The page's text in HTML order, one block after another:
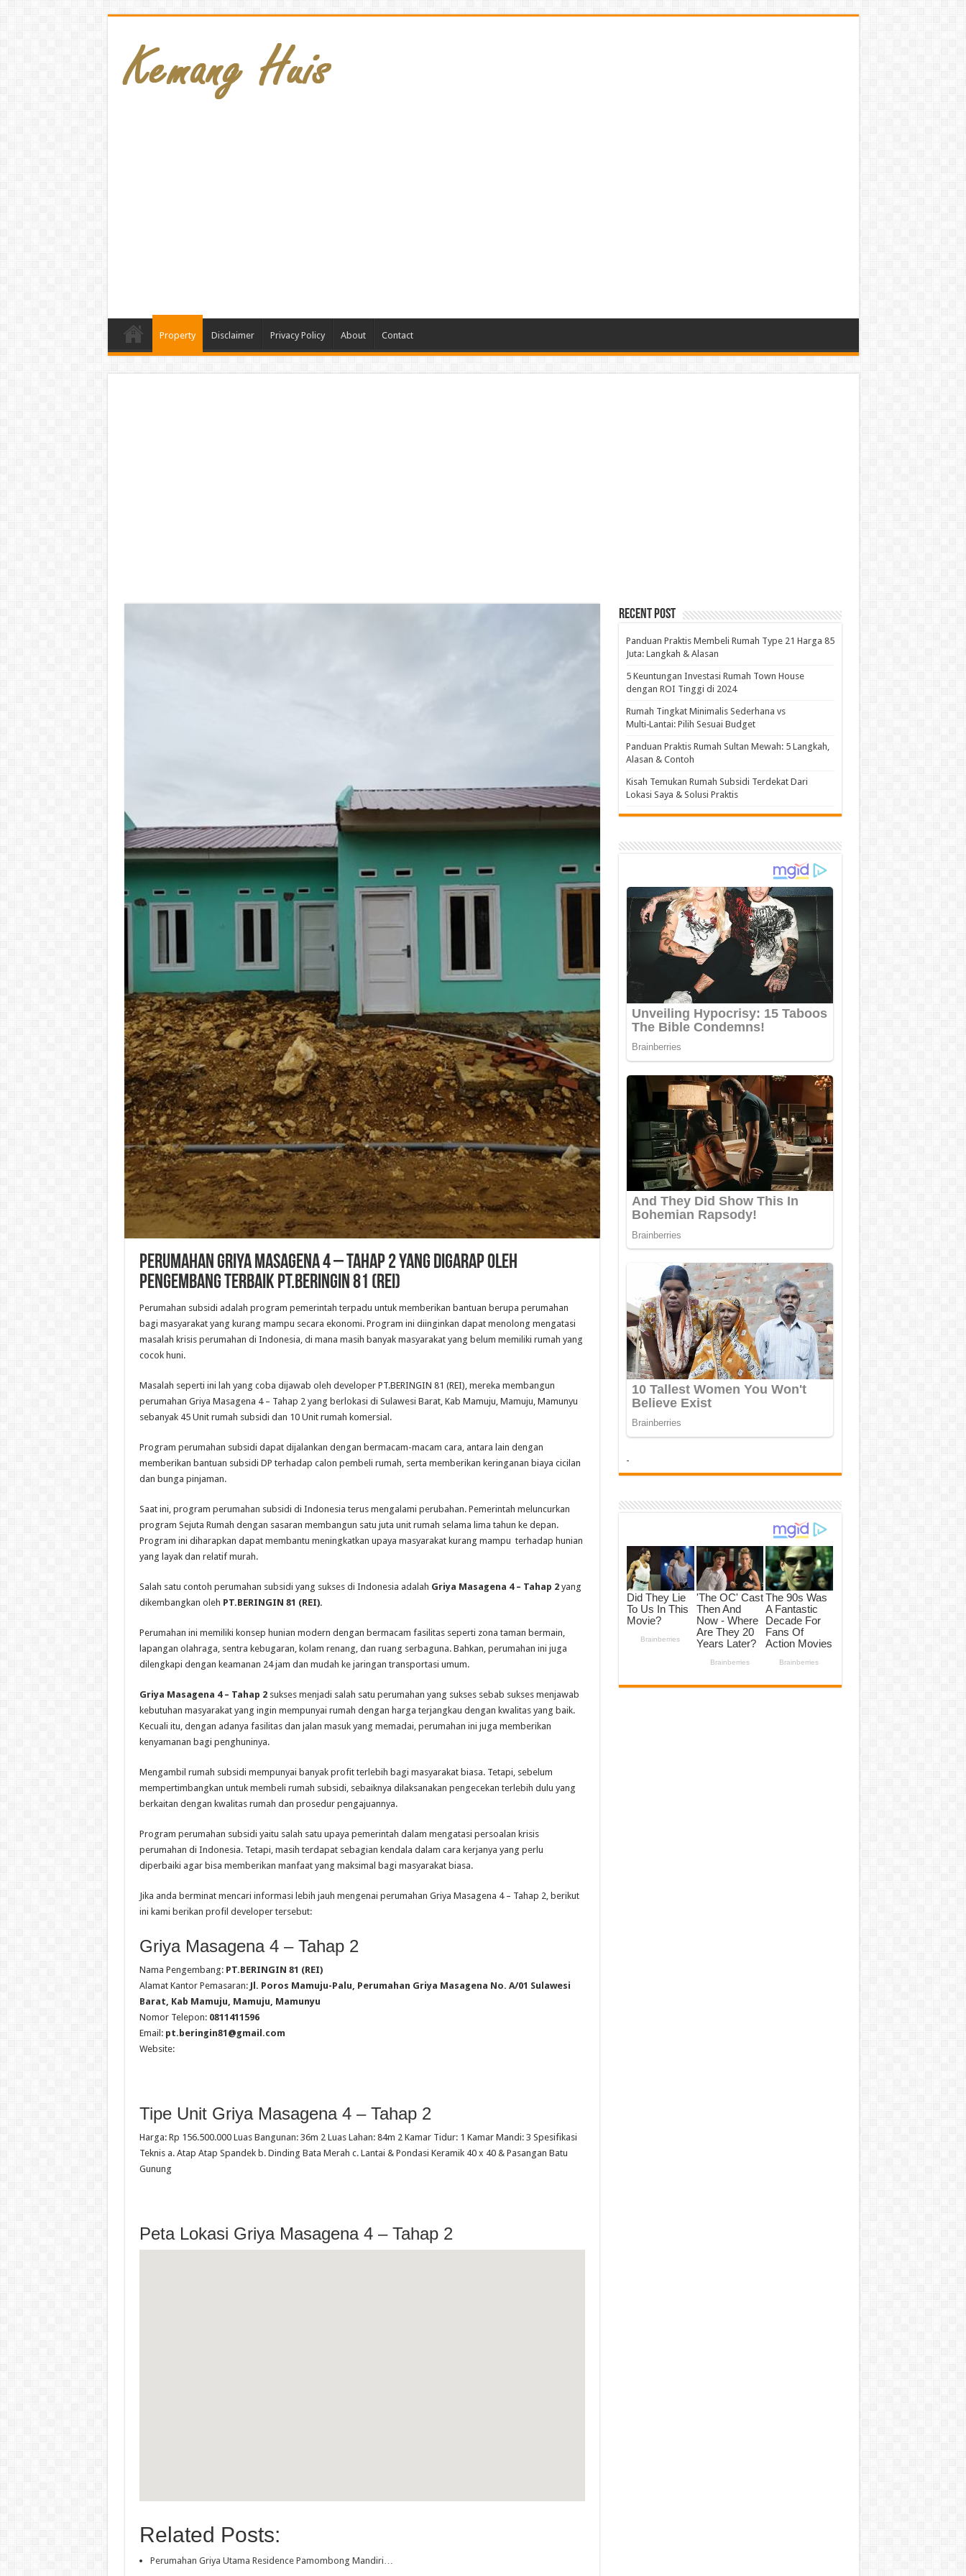
Property Disclaimer Privacy Policy About Contact
Perumahan Griya Masagena 4 – Tahap 2 yang digarap oleh
pengembang terbaik PT.BERINGIN 81 (REI)
Perumahan subsidi adalah program pemerintah terpadu untuk memberikan bantuan berupa perumahan
bagi masyarakat yang kurang mampu secara ekonomi. Program ini diinginkan dapat menolong mengatasi
masalah krisis perumahan di Indonesia, di mana masih banyak masyarakat yang belum memiliki rumah yang
cocok huni.
Masalah seperti ini lah yang coba dijawab oleh developer PT.BERINGIN 81 (REI), mereka membangun
perumahan Griya Masagena 4 – Tahap 2 yang berlokasi di Sulawesi Barat, Kab Mamuju, Mamuju, Mamunyu
sebanyak 45 Unit rumah subsidi dan 10 Unit rumah komersial.
Program perumahan subsidi dapat dijalankan dengan bermacam-macam cara, antara lain dengan
memberikan bantuan subsidi DP terhadap calon pembeli rumah, serta memberikan keringanan biaya cicilan
dan bunga pinjaman.
Saat ini, program perumahan subsidi di Indonesia terus mengalami perubahan. Pemerintah meluncurkan
program Sejuta Rumah dengan sasaran membangun satu juta unit rumah selama lima tahun ke depan.
Program ini diharapkan dapat membantu meningkatkan upaya masyarakat kurang mampu terhadap hunian
yang layak dan relatif murah.
Salah satu contoh perumahan subsidi yang sukses di Indonesia adalah Griya Masagena 4 – Tahap 2yang
dikembangkan oleh PT.BERINGIN 81 (REI).
Perumahan ini memiliki konsep hunian modern dengan bermacam fasilitas seperti zona taman bermain,
lapangan olahraga, sentra kebugaran, kolam renang, dan ruang serbaguna. Bahkan, perumahan ini juga
dilengkapi dengan keamanan 24 jam dan mudah ke jaringan transportasi umum.
Griya Masagena 4 – Tahap 2sukses menjadi salah satu perumahan yang sukses sebab sukses menjawab
kebutuhan masyarakat yang ingin mempunyai rumah dengan harga terjangkau dengan kwalitas yang baik.
Kecuali itu, dengan adanya fasilitas dan jalan masuk yang memadai, perumahan ini juga memberikan
kenyamanan bagi penghuninya.
Mengambil rumah subsidi mempunyai banyak profit terlebih bagi masyarakat biasa. Tetapi, sebelum
mempertimbangkan untuk membeli rumah subsidi, sebaiknya dilaksanakan pengecekan terlebih dulu yang
berkaitan dengan kwalitas rumah dan prosedur pengajuannya.
Program perumahan subsidi yaitu salah satu upaya pemerintah dalam mengatasi persoalan krisis
perumahan di Indonesia. Tetapi, masih terdapat sebagian kendala dalam cara kerjanya yang perlu
diperbaiki agar bisa memberikan manfaat yang maksimal bagi masyarakat biasa.
Jika anda berminat mencari informasi lebih jauh mengenai perumahan Griya Masagena 4 – Tahap 2, berikut
ini kami berikan profil developer tersebut:
Griya Masagena 4 – Tahap 2
Nama Pengembang: PT.BERINGIN 81 (REI)
Alamat Kantor Pemasaran: Jl. Poros Mamuju-Palu, Perumahan Griya Masagena No. A/01 Sulawesi
Barat, Kab Mamuju, Mamuju, Mamunyu
Nomor Telepon: 0811411596
Email: pt.beringin81@gmail.com
Website:
Tipe Unit Griya Masagena 4 – Tahap 2
Harga: Rp 156.500.000 Luas Bangunan: 36m 2 Luas Lahan: 84m 2 Kamar Tidur: 1 Kamar Mandi: 3 Spesifikasi
Teknis a. Atap Atap Spandek b. Dinding Bata Merah c. Lantai & Pondasi Keramik 40 x 40 & Pasangan Batu
Gunung
Peta Lokasi Griya Masagena 4 – Tahap 2
Related Posts:
Perumahan Griya Utama Residence Pamombong Mandiri…
Recent Post
Panduan Praktis Membeli Rumah Type 21 Harga 85
Juta: Langkah & Alasan
5 Keuntungan Investasi Rumah Town House
dengan ROI Tinggi di 2024
Rumah Tingkat Minimalis Sederhana vs
Multi‑Lantai: Pilih Sesuai Budget
Panduan Praktis Rumah Sultan Mewah: 5 Langkah,
Alasan & Contoh
Kisah Temukan Rumah Subsidi Terdekat Dari
Lokasi Saya & Solusi Praktis
-